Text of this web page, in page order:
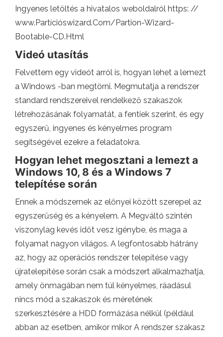
Ingyenes letöltés a hivatalos weboldalról https: //
www.Partícióswizard.Com/Partion-Wizard-
Bootable-CD.Html
Videó utasítás
Felvettem egy videót arról is, hogyan lehet a lemezt
a Windows -ban megtörni. Megmutatja a rendszer
standard rendszereivel rendelkező szakaszok
létrehozásának folyamatát, a fentiek szerint, és egy
egyszerű, ingyenes és kényelmes program
segítségével ezekre a feladatokra.
Hogyan lehet megosztani a lemezt a
Windows 10, 8 és a Windows 7
telepítése során
Ennek a módszernek az előnyei között szerepel az
egyszerűség és a kényelem. A Megváltó szintén
viszonylag kevés időt vesz igénybe, és maga a
folyamat nagyon világos. A legfontosabb hátrány
az, hogy az operációs rendszer telepítése vagy
újratelepítése során csak a módszert alkalmazhatja,
amely önmagában nem túl kényelmes, ráadásul
nincs mód a szakaszok és méretének
szerkesztésére a HDD formázása nélkül (például
abban az esetben, amikor mikor A rendszer szakasz